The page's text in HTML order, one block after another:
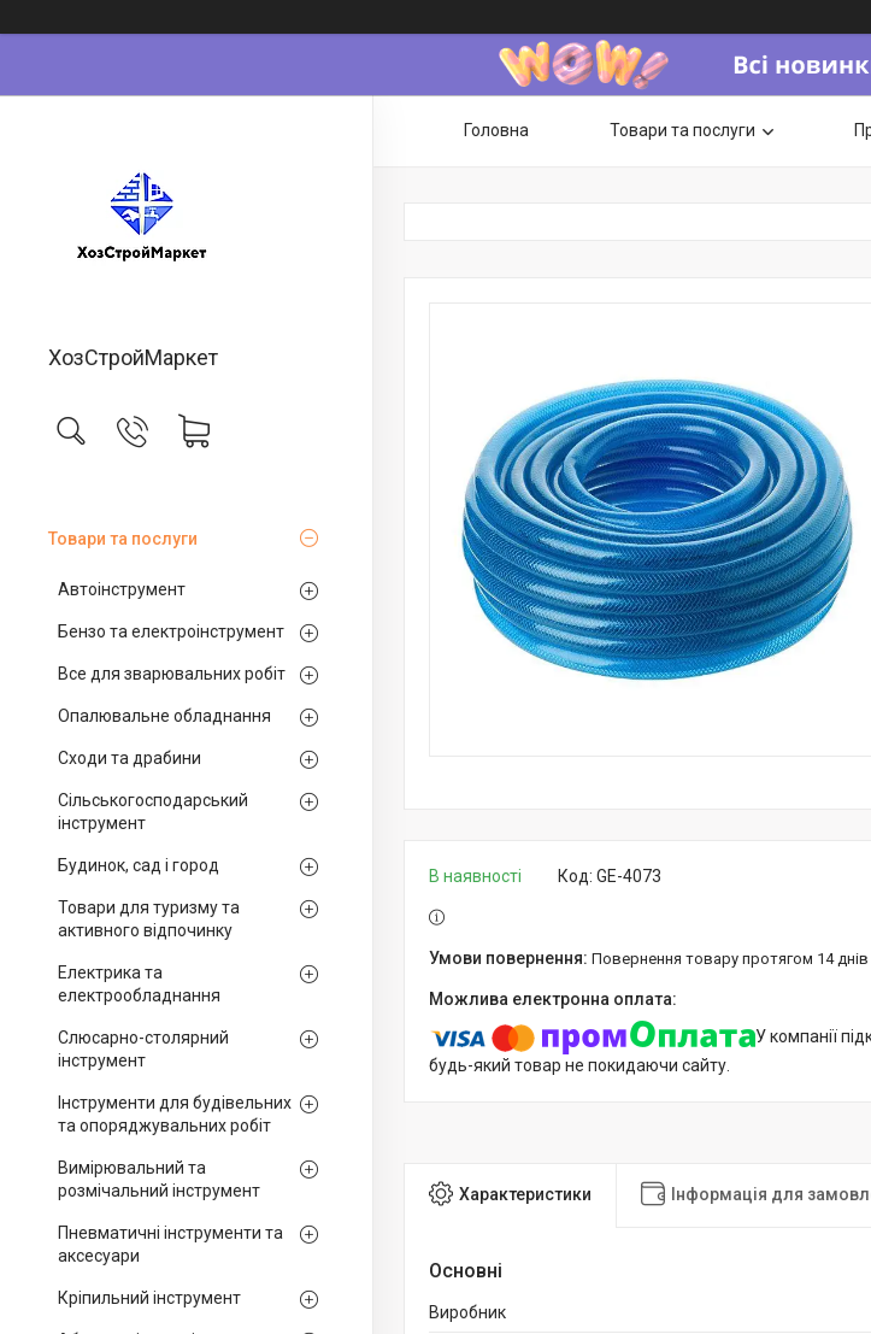
ХозСтройМаркет
Товари та послуги
Автоінструмент
Бензо та електроінструмент
Все для зварювальних робіт
Опалювальне обладнання
Сходи та драбини
Сільськогосподарський
інструмент
Будинок, сад і город
Товари для туризму та
активного відпочинку
Електрика та
електрообладнання
Слюсарно-столярний
інструмент
Інструменти для будівельних
та опоряджувальних робіт
Вимірювальний та
розмічальний інструмент
Пневматичні інструменти та
аксесуари
Кріпильний інструмент
Головна Товари та послуги
В наявності Код: GE-4073
повернення товару протягом 14 днів
У компанії
будь-який товар не покидаючи сайту.
Характеристики Інформація для
Основні
Виробник